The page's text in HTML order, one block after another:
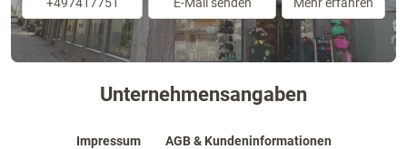
Unternehmensangaben
Impressum AGB & Kundeninformationen